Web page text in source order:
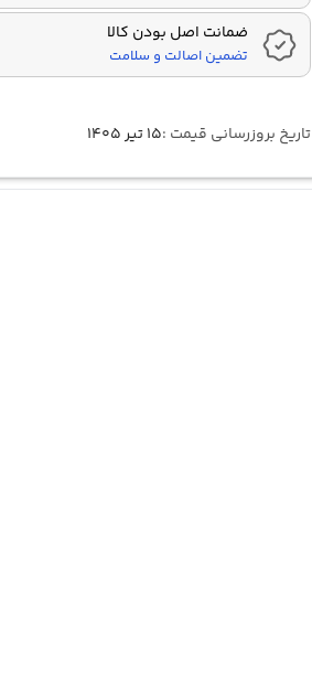
ضمانت اصل بودن کالا
تضمین اصالت و سلامت
تاریخ بروزرسانی قیمت :۱۵ تیر ۱۴۰۵